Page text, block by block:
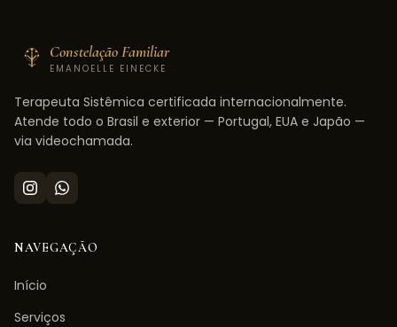
Constelação Familiar
EMANOELLE EINECKE
Terapeuta Sistêmica certificada internacionalmente.
Atende todo o Brasil e exterior — Portugal, EUA e Japão —
via videochamada.
NAVEGAÇÃO
Início
Serviços